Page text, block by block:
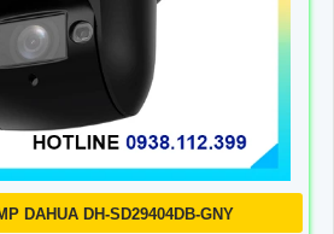
DAHUA DH-SD29404DB-GNY